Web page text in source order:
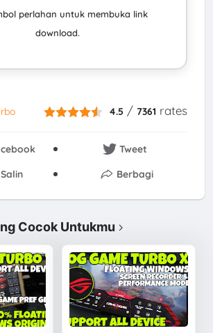
perlahan untuk membuka link
download.
4.5 / 7361 rates
Tweet
Salin
Berbagi
Cocok Untukmu